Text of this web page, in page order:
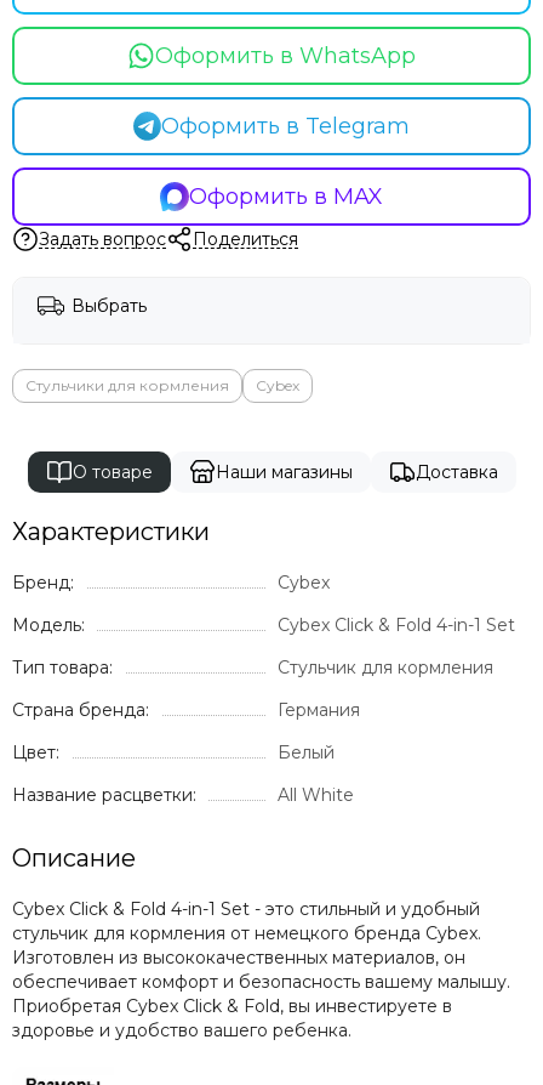
Оформить в WhatsApp
Оформить в Telegram
Оформить в MAX
Задать вопрос Поделиться
Выбрать
Стульчики для кормления Cybex
О товаре Наши магазины Доставка
Характеристики
Бренд:
Cybex
Модель:
Cybex Click & Fold 4-in-1 Set
Тип товара:
Стульчик для кормления
Страна бренда:
Германия
Цвет:
Белый
Название расцветки:
All White
Описание
Cybex Click & Fold 4-in-1 Set - это стильный и удобный
стульчик для кормления от немецкого бренда Cybex.
Изготовлен из высококачественных материалов, он
обеспечивает комфорт и безопасность вашему малышу.
Приобретая Cybex Click & Fold, вы инвестируете в
здоровье и удобство вашего ребенка.